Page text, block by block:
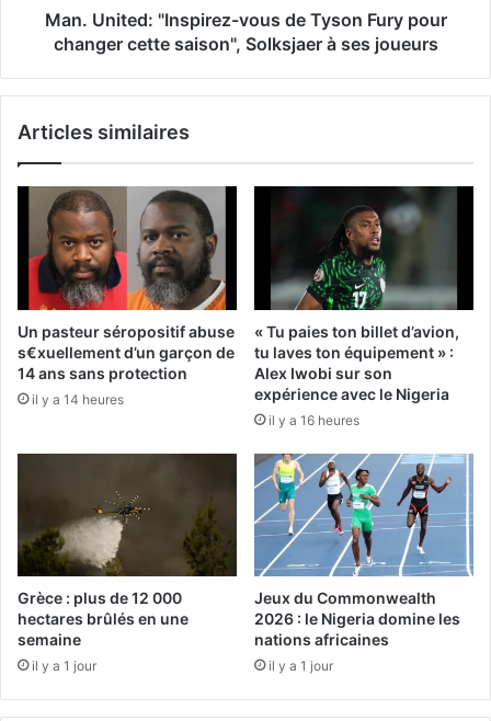
Man. United: "Inspirez-vous de Tyson Fury pour
changer cette saison", Solksjaer à ses joueurs
Articles similaires
Un pasteur séropositif abuse
s€xuellement d’un garçon de
14 ans sans protection
il y a 14 heures
« Tu paies ton billet d’avion,
tu laves ton équipement » :
Alex Iwobi sur son
expérience avec le Nigeria
il y a 16 heures
Grèce : plus de 12 000
hectares brûlés en une
semaine
il y a 1 jour
Jeux du Commonwealth
2026 : le Nigeria domine les
nations africaines
il y a 1 jour